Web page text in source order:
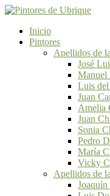
Inicio
Pintores
Apellidos de
José
Manuel
Luis
Juan
Amelia
Juan
Sonia
Pedro
María
Vicky
Apellidos de